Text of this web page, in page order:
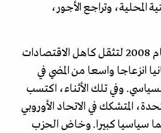
المحلية، وتراجع الأجور،
ثم جاءت الأزمة المالية عام 2008 لتثقل كاهل الاقتصادات
انزعاجا واسعا من المضي في
وفي تلك الأثناء، اكتسب
المتشكك في الاتحاد الأوروبي
سياسيا كبيرا. وخاض الحزب